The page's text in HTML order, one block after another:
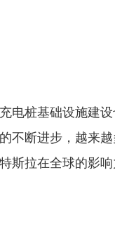
电桩基础设施建
不断进步，越来
斯拉在全球的影